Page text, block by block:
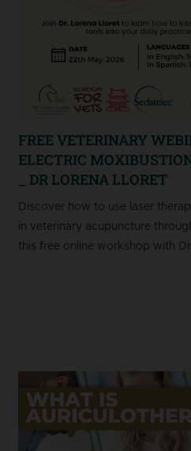
FREE VETERINARY
ELECTRIC
_ DR LORENA LLORET
Discover how to use laser
in veterinary acupuncture
this free online workshop with